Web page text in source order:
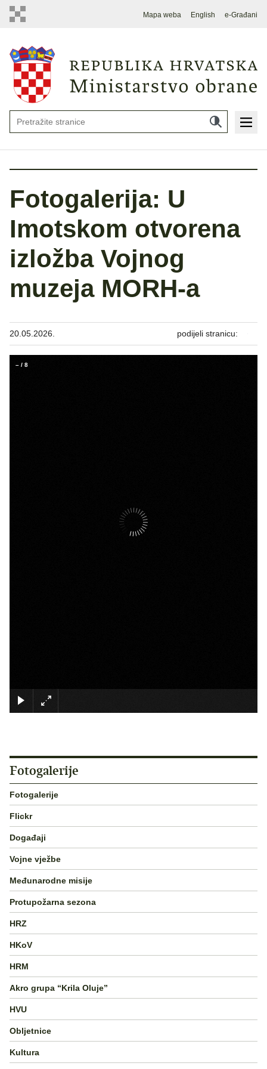
Mapa weba English e-Građani
Fotogalerija: U
Imotskom otvorena
izložba Vojnog
muzeja MORH-a
20.05.2026. podijeli stranicu:
– / 8
Fotogalerije
Fotogalerije
Flickr
Događaji
Vojne vježbe
Međunarodne misije
Protupožarna sezona
HRZ
HKoV
HRM
Akro grupa “Krila Oluje”
HVU
Obljetnice
Kultura